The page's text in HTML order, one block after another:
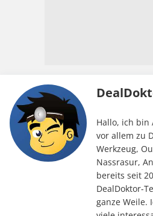
Hallo, ich bin
vor allem zu
Werkzeug,
Nassrasur,
bereits seit
DealDoktor-
ganze Weile.